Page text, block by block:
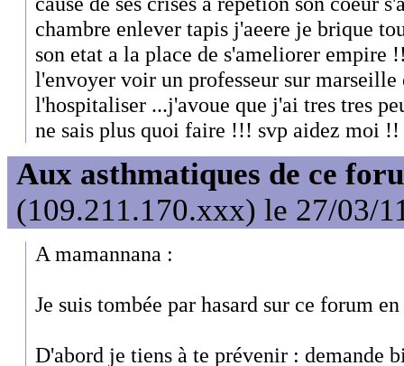
chambre enlever tapis j'aeere je brique
son etat a la place de s'ameliorer empire
l'envoyer voir un professeur sur marseille
l'hospitaliser ...j'avoue que j'ai tres tres
ne sais plus quoi faire !!! svp aidez moi
Aux asthmatiques de ce
(109.211.170.xxx) le 27/03/
A mamannana :
Je suis tombée par hasard sur ce forum
D'abord je tiens à te prévenir : demande